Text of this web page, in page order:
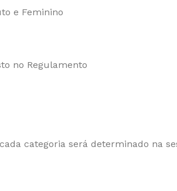
e Feminino
no Regulamento
categoria será determinado na